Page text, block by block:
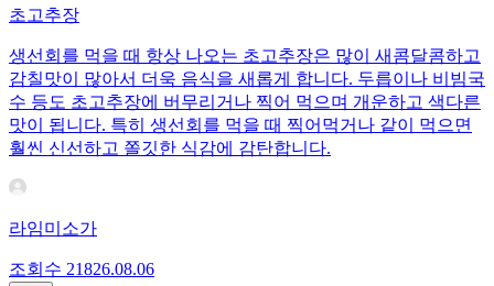
초고추장
생선회를 먹을 때 항상 나오는 초고추장은 많이 새콤달콤하고
감칠맛이 많아서 더욱 음식을 새롭게 합니다. 두릅이나 비빔국
수 등도 초고추장에 버무리거나 찍어 먹으며 개운하고 색다른
맛이 됩니다. 특히 생선회를 먹을 때 찍어먹거나 같이 먹으면
훨씬 신선하고 쫄깃한 식감에 감탄합니다.
라임미소가
조회수 21826.08.06